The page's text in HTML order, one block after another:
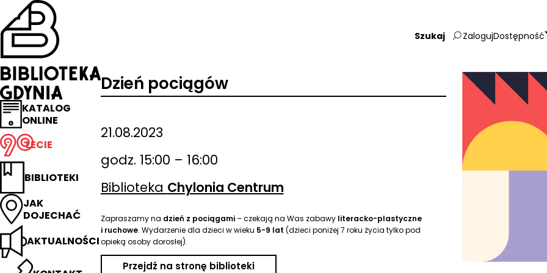
Przejdź
na
stronę
główną
Biblioteka
Gdynia
KATALOG
ONLINE
LECIE
BIBLIOTEKI
JAK
DOJECHAĆ
AKTUALNOŚCI
Wpisz
frazę:
ZalogujDostępność
Dzień pociągów
21.08.2023
godz. 15:00 – 16:00
Biblioteka Chylonia Centrum
Zapraszamy na dzień z pociągami– czekają na Was zabawy literacko-plastyczne
i ruchowe. Wydarzenie dla dzieci w wieku 5-9 lat (dzieci poniżej 7 roku życia tylko pod
opieką osoby dorosłej).
Przejdź na stronę biblioteki